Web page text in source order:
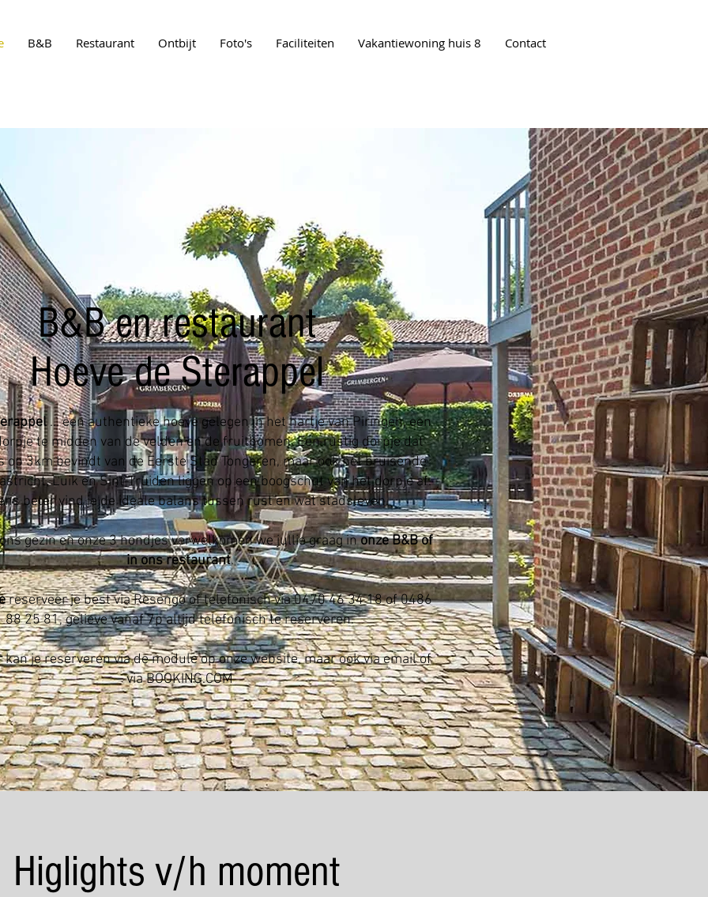
B&B Restaurant Ontbijt Foto's Faciliteiten Vakantiewoning huis 8 Contact
B&B en restaurant
Hoeve de Sterappel
... een authentieke hoeve gelegen in het hartje van Piringen, een
te midden van de velden en de fruitbomen. Een rustig dorpje dat
op 3km bevindt van de Eerste Stad Tongeren, maar ook het bruisende
Luik en Sint-Truiden liggen op een boogschut van het dorpje af.
beter vind je de ideale balans tussen rust en wat stadsleven.
gezin en onze 3 hondjes verwelkomen we jullie graag inonze B&B of
in ons restaurant.
reserveer je best via Resengo of telefonisch via 0470 46 34 18 of 0486
88 25 81, gelieve vanaf 7p altijd telefonisch te reserveren.
kan je reserveren via de module op onze website, maar ook via email of
via BOOKING.COM
Higlights v/h moment